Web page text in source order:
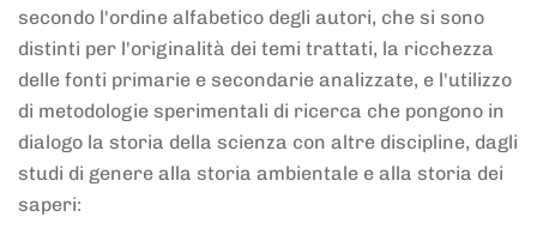
secondo l'ordine alfabetico degli autori, che si sono
distinti per l'originalità dei temi trattati, la ricchezza
delle fonti primarie e secondarie analizzate, e l'utilizzo
di metodologie sperimentali di ricerca che pongono in
dialogo la storia della scienza con altre discipline, dagli
studi di genere alla storia ambientale e alla storia dei
saperi: